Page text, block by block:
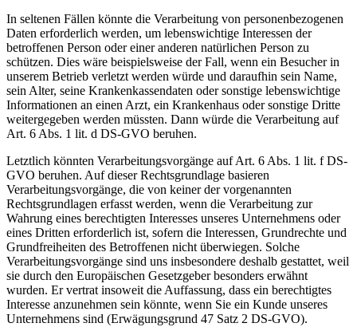
In seltenen Fällen könnte die Verarbeitung von personenbezogenen
Daten erforderlich werden, um lebenswichtige Interessen der
betroffenen Person oder einer anderen natürlichen Person zu
schützen. Dies wäre beispielsweise der Fall, wenn ein Besucher in
unserem Betrieb verletzt werden würde und daraufhin sein Name,
sein Alter, seine Krankenkassendaten oder sonstige lebenswichtige
Informationen an einen Arzt, ein Krankenhaus oder sonstige Dritte
weitergegeben werden müssten. Dann würde die Verarbeitung auf
Art. 6 Abs. 1 lit. d DS-GVO beruhen.
Letztlich könnten Verarbeitungsvorgänge auf Art. 6 Abs. 1 lit. f DS-
GVO beruhen. Auf dieser Rechtsgrundlage basieren
Verarbeitungsvorgänge, die von keiner der vorgenannten
Rechtsgrundlagen erfasst werden, wenn die Verarbeitung zur
Wahrung eines berechtigten Interesses unseres Unternehmens oder
eines Dritten erforderlich ist, sofern die Interessen, Grundrechte und
Grundfreiheiten des Betroffenen nicht überwiegen. Solche
Verarbeitungsvorgänge sind uns insbesondere deshalb gestattet, weil
sie durch den Europäischen Gesetzgeber besonders erwähnt
wurden. Er vertrat insoweit die Auffassung, dass ein berechtigtes
Interesse anzunehmen sein könnte, wenn Sie ein Kunde unseres
Unternehmens sind (Erwägungsgrund 47 Satz 2 DS-GVO).